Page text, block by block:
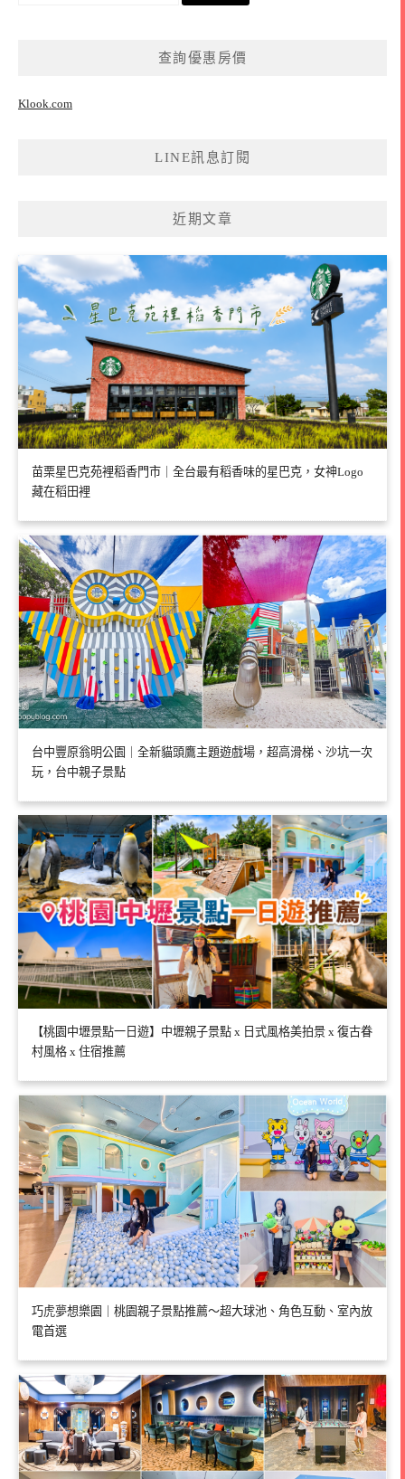
查詢優惠房價
Klook.com
LINE訊息訂閱
近期文章
苗栗星巴克苑裡稻香門市｜全台最有稻香味的星巴克，女神Logo
藏在稻田裡
台中豐原翁明公園｜全新貓頭鷹主題遊戲場，超高滑梯、沙坑一次
玩，台中親子景點
【桃園中壢景點一日遊】中壢親子景點 x 日式風格美拍景 x 復古眷
村風格 x 住宿推薦
巧虎夢想樂園｜桃園親子景點推薦～超大球池、角色互動、室內放
電首選